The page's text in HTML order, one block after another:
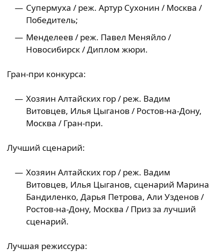
Супермуха / реж. Артур Сухонин / Москва /
Победитель;
Менделеев / реж. Павел Меняйло /
Новосибирск / Диплом жюри.
Гран-при конкурса:
Хозяин Алтайских гор / реж. Вадим
Витовцев, Илья Цыганов / Ростов-на-Дону,
Москва / Гран-при.
Лучший сценарий:
Хозяин Алтайских гор / реж. Вадим
Витовцев, Илья Цыганов, сценарий Марина
Бандиленко, Дарья Петрова, Али Узденов /
Ростов-на-Дону, Москва / Приз за лучший
сценарий.
Лучшая режиссура: